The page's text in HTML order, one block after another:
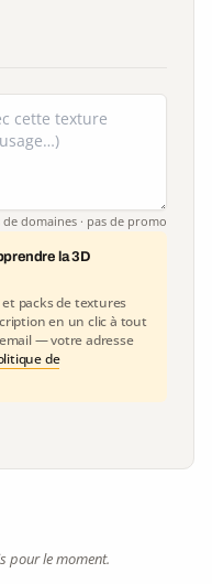
de domaines · pas de promo
la 3D
packs de textures
en un clic à tout
— votre adresse
de
pour le moment.